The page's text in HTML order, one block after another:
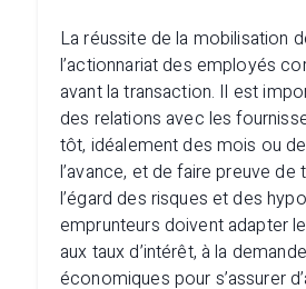
La réussite de la mobilisation
l’actionnariat des employés
avant la transaction. Il est
des relations avec les
tôt, idéalement des mois ou
l’avance, et de faire preuve de
l’égard des risques et des
emprunteurs doivent adapter
aux taux d’intérêt, à la
économiques pour s’assurer